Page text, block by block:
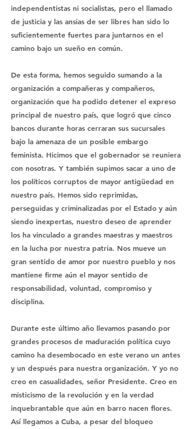
independentistas ni socialistas, pero el llamado
de justicia y las ansias de ser libres han sido lo
suficientemente fuertes para juntarnos en el
camino bajo un sueño en común.
De esta forma, hemos seguido sumando a la
organización a compañeras y compañeros,
organización que ha podido detener el expreso
principal de nuestro país, que logró que cinco
bancos durante horas cerraran sus sucursales
bajo la amenaza de un posible embargo
feminista. Hicimos que el gobernador se reuniera
con nosotras. Y también supimos sacar a uno de
los políticos corruptos de mayor antigüedad en
nuestro país. Hemos sido reprimidas,
perseguidas y criminalizadas por el Estado y aún
siendo inexpertas, nuestro deseo de aprender
los ha vinculado a grandes maestras y maestros
en la lucha por nuestra patria. Nos mueve un
gran sentido de amor por nuestro pueblo y nos
mantiene firme aún el mayor sentido de
responsabilidad, voluntad, compromiso y
disciplina.
Durante este último año llevamos pasando por
grandes procesos de maduración política cuyo
camino ha desembocado en este verano un antes
y un después para nuestra organización. Y yo no
creo en casualidades, señor Presidente. Creo en
misticismo de la revolución y en la verdad
inquebrantable que aún en barro nacen flores.
Así llegamos a Cuba, a pesar del bloqueo